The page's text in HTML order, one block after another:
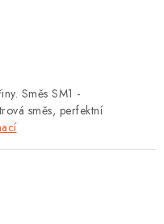
Směs SM1 -
směs, perfektní